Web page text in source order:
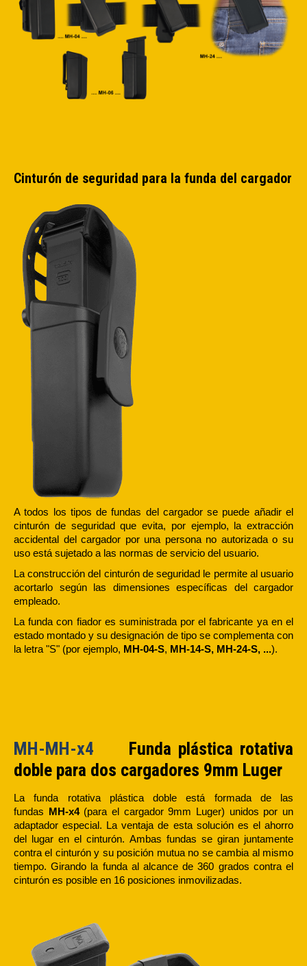
Cinturón de seguridad para la funda del cargador
A todos los tipos de fundas del cargador se puede añadir el
cinturón de seguridad que evita, por ejemplo, la extracción
accidental del cargador por una persona no autorizada o su
uso está sujetado a las normas de servicio del usuario.
La construcción del cinturón de seguridad le permite al usuario
acortarlo según las dimensiones específicas del cargador
empleado.
La funda con fiador es suministrada por el fabricante ya en el
estado montado y su designación de tipo se complementa con
la letra "S" (por ejemplo, MH-04-S, MH-14-S, MH-24-S, ...).
MH-MH-x4
Funda plástica rotativa
doble para dos cargadores 9mm Luger
La funda rotativa plástica doble está formada de las
fundas MH-x4 (para el cargador 9mm Luger) unidos por un
adaptador especial. La ventaja de esta solución es el ahorro
del lugar en el cinturón. Ambas fundas se giran juntamente
contra el cinturón y su posición mutua no se cambia al mismo
tiempo. Girando la funda al alcance de 360 grados contra el
cinturón es posible en 16 posiciones inmovilizadas.